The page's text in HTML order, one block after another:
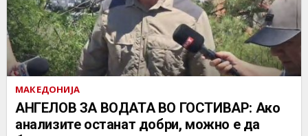
МАКЕДОНИЈА
АНГЕЛОВ ЗА ВОДАТА ВО ГОСТИВАР: Ако
анализите останат добри, можно е да